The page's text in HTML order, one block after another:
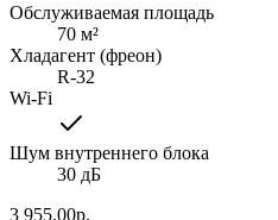
Обслуживаемая площадь
70 м²
Хладагент (фреон)
R-32
Wi-Fi
Шум внутреннего блока
30 дБ
3 955,00р.